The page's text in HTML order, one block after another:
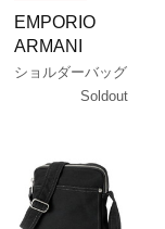
EMPORIO
ARMANI
ショルダーバッグ
Soldout